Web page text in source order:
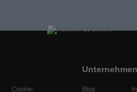
Cookie-
Unternehmen
Blog